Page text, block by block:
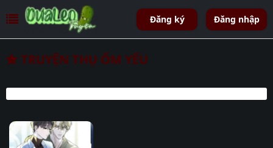
Đăng ký Đăng nhập
TRUYỆN THỤ ỐM YẾU